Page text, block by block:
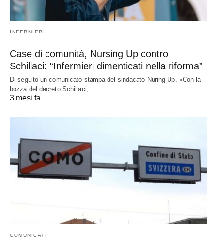
INFERMIERI
Case di comunità, Nursing Up contro
Schillaci: “Infermieri dimenticati nella riforma”
Di seguito un comunicato stampa del sindacato Nuring Up. «Con la
bozza del decreto Schillaci,…
3 mesi fa
COMUNICATI